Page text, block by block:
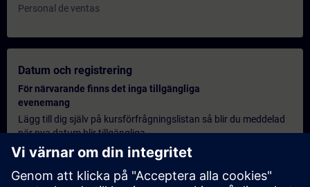
Personal de ventas
Datum och registrering
För närvarande finns det inga tillgängliga
evenemang
Lägg till dig själv på kursförfrågningslistan så blir du meddelad
när nya datum blir tillgängliga.
Aktivera meddelandetjänst